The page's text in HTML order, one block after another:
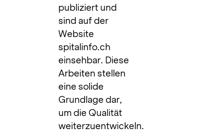
publiziert und
sind auf der
Website
spitalinfo.ch
einsehbar. Diese
Arbeiten stellen
eine solide
Grundlage dar,
um die Qualität
weiterzuentwickeln.